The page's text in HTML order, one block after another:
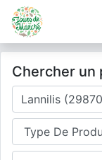
Chercher un